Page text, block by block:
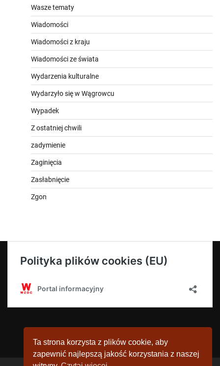
Wasze tematy
Wiadomości
Wiadomości z kraju
Wiadomości ze świata
Wydarzenia kulturalne
Wydarzyło się w Wągrowcu
Wypadek
Z ostatniej chwili
zadymienie
Zaginięcia
Zasłabnięcie
Zgon
Ta strona korzysta z plików cookie, aby
zapewnić najlepszą jakość korzystania z naszej